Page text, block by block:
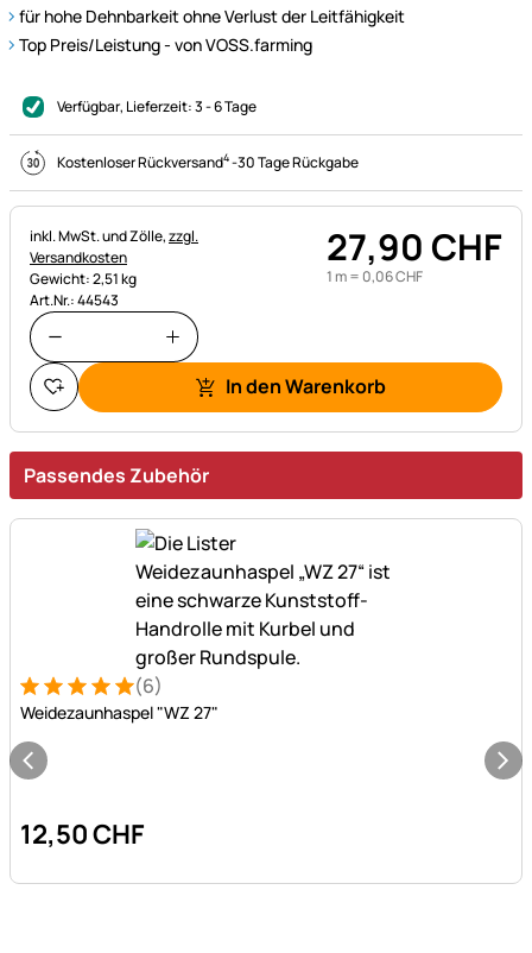
für hohe Dehnbarkeit ohne Verlust der Leitfähigkeit
Top Preis/Leistung - von VOSS.farming
Verfügbar, Lieferzeit:3 - 6 Tage
Kostenloser Rückversand4-30 Tage Rückgabe
Steuerhinweis:
inkl. MwSt. und Zölle,zzgl.
Versandkosten
Gewicht: 2,51 kg
Art.Nr.: 44543
27,90 CHF
1 m = 0,06CHF
In den Warenkorb
Passendes Zubehör
Bewertung: 5 von 5 (6 Bewertungen)
6 Bewertungen
(6)
Weidezaunhaspel "WZ 27"
12,50CHF